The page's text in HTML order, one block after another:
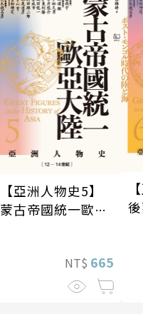
【亞洲人物史5】
蒙古帝國統一歐亞
NT$ 665